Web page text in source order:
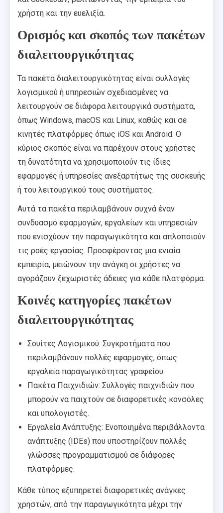
χρήστη και την ευελιξία.
Ορισμός και σκοπός των πακέτων
διαλειτουργικότητας
Τα πακέτα διαλειτουργικότητας είναι συλλογές
λογισμικού ή υπηρεσιών σχεδιασμένες να
λειτουργούν σε διάφορα λειτουργικά συστήματα,
όπως Windows, macOS και Linux, καθώς και σε
κινητές πλατφόρμες όπως iOS και Android. Ο
κύριος σκοπός είναι να παρέχουν στους χρήστες
τη δυνατότητα να χρησιμοποιούν τις ίδιες
εφαρμογές ή υπηρεσίες ανεξαρτήτως της συσκευής
ή του λειτουργικού τους συστήματος.
Αυτά τα πακέτα περιλαμβάνουν συχνά έναν
συνδυασμό εφαρμογών, εργαλείων και υπηρεσιών
που ενισχύουν την παραγωγικότητα και απλοποιούν
τις ροές εργασίας. Προσφέροντας μια ενιαία
εμπειρία, μειώνουν την ανάγκη οι χρήστες να
αγοράζουν ξεχωριστές άδειες για κάθε πλατφόρμα.
Κοινές κατηγορίες πακέτων
διαλειτουργικότητας
Σουίτες Λογισμικού: Συγκροτήματα που
περιλαμβάνουν πολλές εφαρμογές, όπως
εργαλεία παραγωγικότητας γραφείου.
Πακέτα Παιχνιδιών: Συλλογές παιχνιδιών που
μπορούν να παιχτούν σε διαφορετικές κονσόλες
και υπολογιστές.
Εργαλεία Ανάπτυξης: Ενοποιημένα περιβάλλοντα
ανάπτυξης (IDEs) που υποστηρίζουν πολλές
γλώσσες προγραμματισμού σε διάφορες
πλατφόρμες.
Κάθε τύπος εξυπηρετεί διαφορετικές ανάγκες
χρηστών, από την παραγωγικότητα μέχρι την